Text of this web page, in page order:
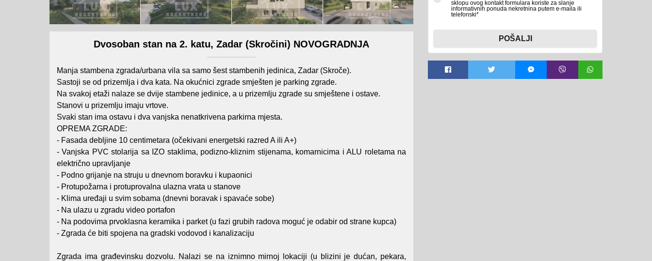
Dvosoban stan na 2. katu, Zadar (Skročini) NOVOGRADNJA
Manja stambena zgrada/urbana vila sa samo šest stambenih jedinica, Zadar (Skroče).
Sastoji se od prizemlja i dva kata. Na okućnici zgrade smješten je parking zgrade.
Na svakoj etaži nalaze se dvije stambene jedinice, a u prizemlju zgrade su smještene i ostave.
Stanovi u prizemlju imaju vrtove.
Svaki stan ima ostavu i dva vanjska nenatkrivena parkirna mjesta.
OPREMA ZGRADE:
- Fasada debljine 10 centimetara (očekivani energetski razred A ili A+)
- Vanjska PVC stolarija sa IZO staklima, podizno-kliznim stijenama, komarnicima i ALU roletama na
električno upravljanje
- Podno grijanje na struju u dnevnom boravku i kupaonici
- Protupožarna i protuprovalna ulazna vrata u stanove
- Klima uređaji u svim sobama (dnevni boravak i spavaće sobe)
- Na ulazu u zgradu video portafon
- Na podovima prvoklasna keramika i parket (u fazi grubih radova moguć je odabir od strane kupca)
- Zgrada će biti spojena na gradski vodovod i kanalizaciju
Zgrada ima građevinsku dozvolu. Nalazi se na iznimno mirnoj lokaciji (u blizini je dućan, pekara,
sklopu ovog kontakt formulara koriste za slanje
informativnih ponuda nekretnina putem e-maila ili
telefonski*
POŠALJI